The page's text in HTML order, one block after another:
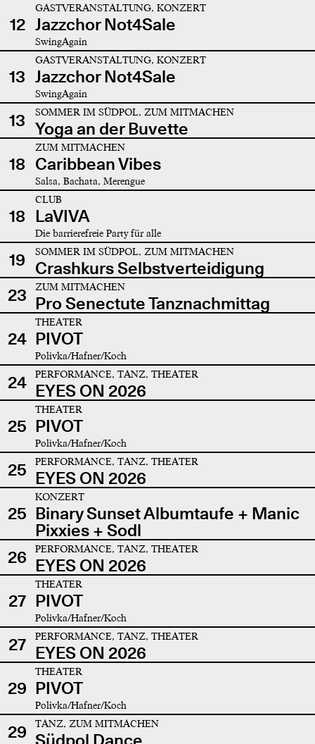
12
GASTVERANSTALTUNG, KONZERT
Jazzchor Not4Sale
SwingAgain
13
GASTVERANSTALTUNG, KONZERT
Jazzchor Not4Sale
SwingAgain
13 SOMMER IM SÜDPOL, ZUM MITMACHEN
Yoga an der Buvette
18
ZUM MITMACHEN
Caribbean Vibes
Salsa, Bachata, Merengue
18
CLUB
LaVIVA
Die barrierefreie Party für alle
19 SOMMER IM SÜDPOL, ZUM MITMACHEN
Crashkurs Selbstverteidigung
23
ZUM MITMACHEN
Pro Senectute Tanznachmittag
24
THEATER
PIVOT
Polivka/Hafner/Koch
24 PERFORMANCE, TANZ, THEATER
EYES ON 2026
25
THEATER
PIVOT
Polivka/Hafner/Koch
25 PERFORMANCE, TANZ, THEATER
EYES ON 2026
25
KONZERT
Binary Sunset Albumtaufe + Manic
Pixxies + Sodl
26
PERFORMANCE, TANZ, THEATER
EYES ON 2026
27
THEATER
PIVOT
Polivka/Hafner/Koch
27 PERFORMANCE, TANZ, THEATER
EYES ON 2026
29
THEATER
PIVOT
Polivka/Hafner/Koch
29 TANZ, ZUM MITMACHEN
Südpol Dance